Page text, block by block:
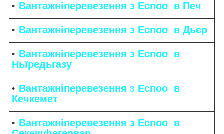
Вантажніперевезення з Еспоо в Печ
Вантажніперевезення з Еспоо в Дьєр
Вантажніперевезення з Еспоо в
Ньїредьгазу
Вантажніперевезення з Еспоо в
Кечкемет
Вантажніперевезення з Еспоо в